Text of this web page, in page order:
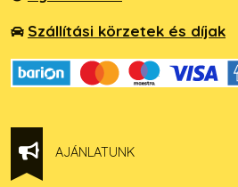
Szállítási körzetek és díjak
AJÁNLATUNK